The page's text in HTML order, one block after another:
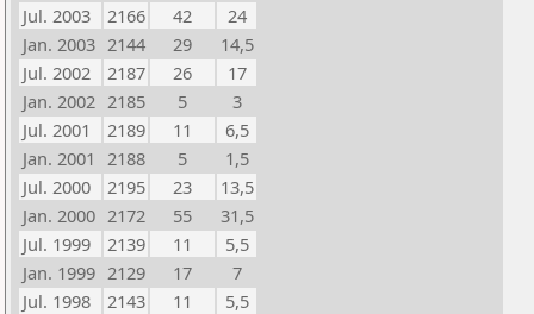
Jul. 2003
2166 42
24
Jan. 2003 2144 29
14,5
Jul. 2002
2187 26
17
Jan. 2002 2185 5
3
Jul. 2001
2189 11
6,5
Jan. 2001 2188 5
1,5
Jul. 2000
2195 23
13,5
Jan. 2000 2172 55
31,5
Jul. 1999
2139 11
5,5
Jan. 1999 2129 17
7
Jul. 1998
2143 11
5,5